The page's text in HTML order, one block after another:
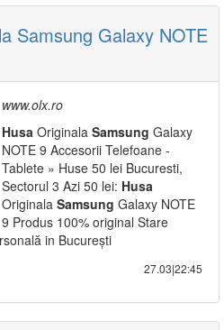
Samsung Galaxy NOTE
www.olx.ro
Husa Originala Samsung Galaxy
NOTE 9 Accesorii Telefoane -
Tablete » Huse 50 lei Bucuresti,
Sectorul 3 Azi 50 lei: Husa
Originala Samsung Galaxy NOTE
9 Produs 100% original Stare
in București
27.03|22:45